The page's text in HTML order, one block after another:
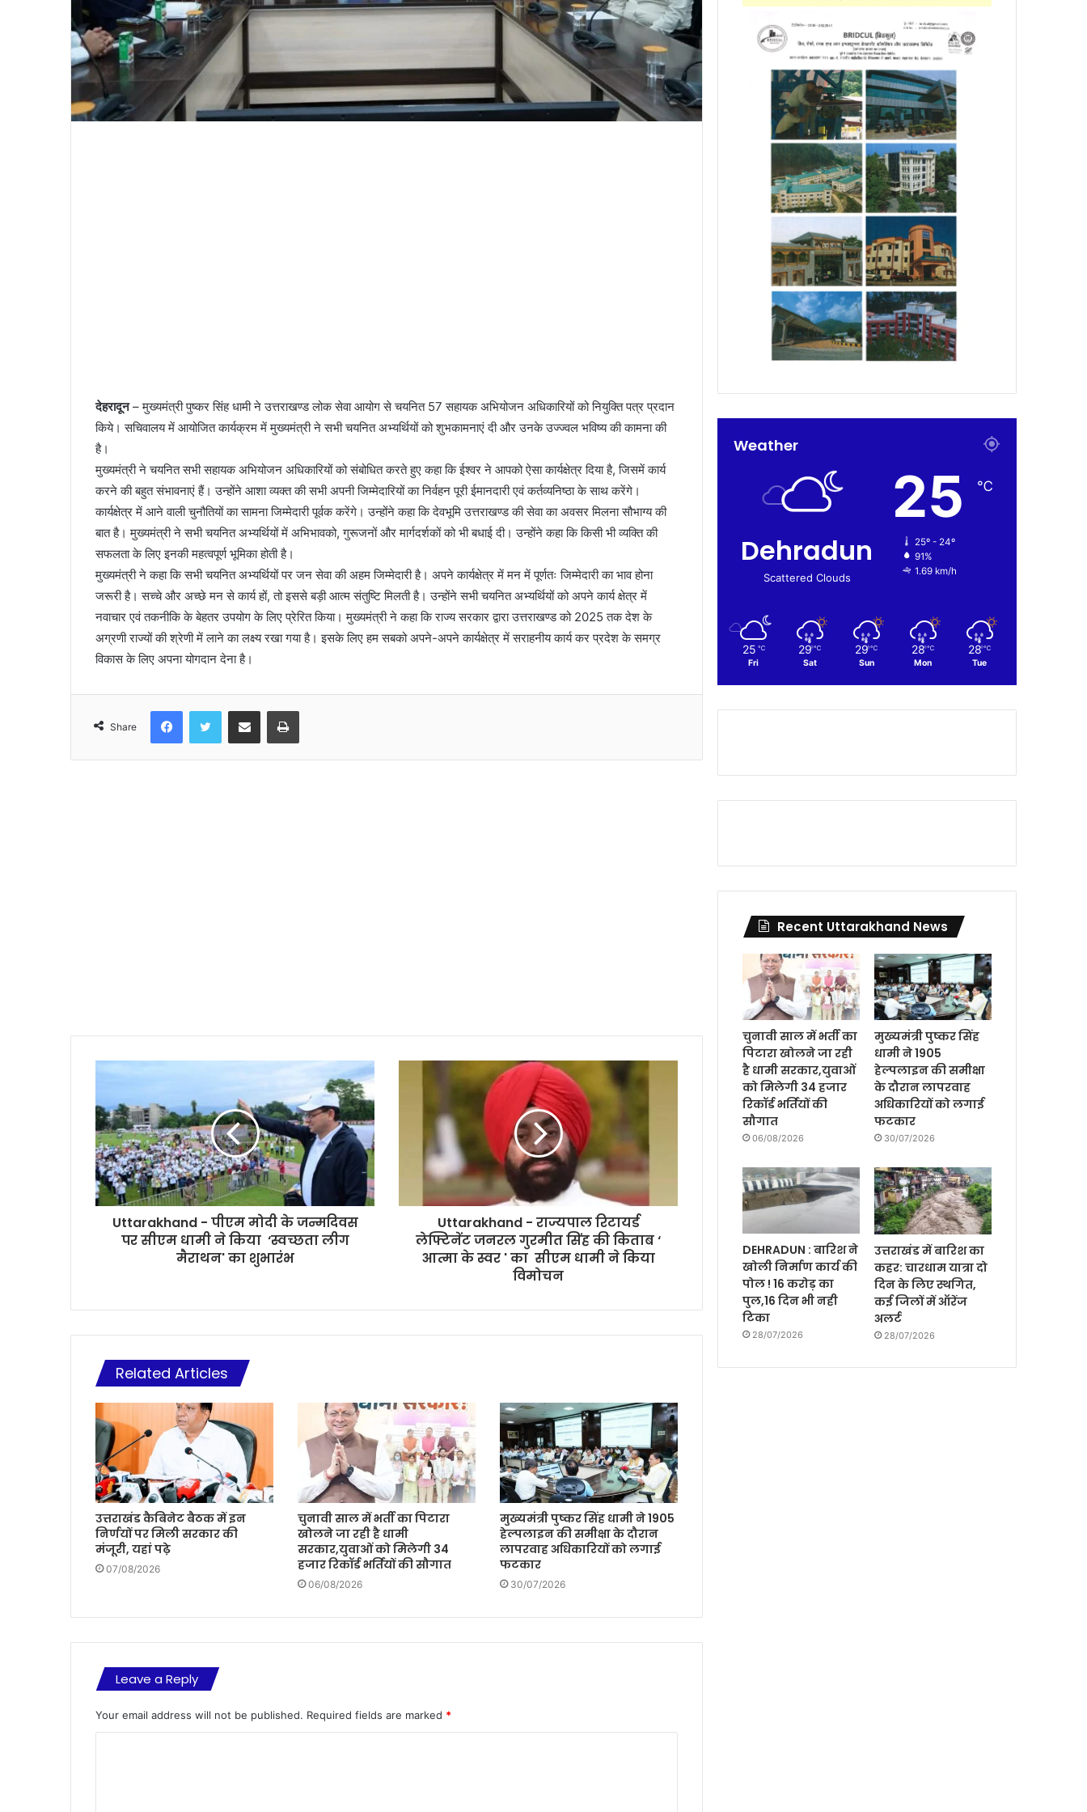
देहरादून– मुख्यमंत्री पुष्कर सिंह धामी ने उत्तराखण्ड लोक सेवा आयोग से चयनित 57 सहायक अभियोजन अधिकारियों को नियुक्ति पत्र प्रदान
किये। सचिवालय में आयोजित कार्यक्रम में मुख्यमंत्री ने सभी चयनित अभ्यर्थियों को शुभकामनाएं दी और उनके उज्ज्वल भविष्य की कामना की
है।
मुख्यमंत्री ने चयनित सभी सहायक अभियोजन अधिकारियों को संबोधित करते हुए कहा कि ईश्वर ने आपको ऐसा कार्यक्षेत्र दिया है, जिसमें कार्य
करने की बहुत संभावनाएं हैं। उन्होंने आशा व्यक्त की सभी अपनी जिम्मेदारियों का निर्वहन पूरी ईमानदारी एवं कर्तव्यनिष्ठा के साथ करेंगे।
कार्यक्षेत्र में आने वाली चुनौतियों का सामना जिम्मेदारी पूर्वक करेंगे। उन्होंने कहा कि देवभूमि उत्तराखण्ड की सेवा का अवसर मिलना सौभाग्य की
बात है। मुख्यमंत्री ने सभी चयनित अभ्यर्थियों में अभिभावको, गुरूजनों और मार्गदर्शकों को भी बधाई दी। उन्होंने कहा कि किसी भी व्यक्ति की
सफलता के लिए इनकी महत्वपूर्ण भूमिका होती है।
मुख्यमंत्री ने कहा कि सभी चयनित अभ्यर्थियों पर जन सेवा की अहम जिम्मेदारी है। अपने कार्यक्षेत्र में मन में पूर्णतः जिम्मेदारी का भाव होना
जरूरी है। सच्चे और अच्छे मन से कार्य हों, तो इससे बड़ी आत्म संतुष्टि मिलती है। उन्होंने सभी चयनित अभ्यर्थियों को अपने कार्य क्षेत्र में
नवाचार एवं तकनीकि के बेहतर उपयोग के लिए प्रेरित किया। मुख्यमंत्री ने कहा कि राज्य सरकार द्वारा उत्तराखण्ड को 2025 तक देश के
अग्रणी राज्यों की श्रेणी में लाने का लक्ष्य रखा गया है। इसके लिए हम सबको अपने-अपने कार्यक्षेत्र में सराहनीय कार्य कर प्रदेश के समग्र
विकास के लिए अपना योगदान देना है।
Share
Uttarakhand - पीएम मोदी के जन्मदिवस
पर सीएम धामी ने किया ‘स्वच्छता लीग
मैराथन' का शुभारंभ
Uttarakhand - राज्यपाल रिटायर्ड
लेफ्टिनेंट जनरल गुरमीत सिंह की किताब ‘
आत्मा के स्वर ' का सीएम धामी ने किया
विमोचन
Related Articles
उत्तराखंड कैबिनेट बैठक में इन
निर्णयों पर मिली सरकार की
मंजूरी, यहां पढ़े
07/08/2026
चुनावी साल में भर्ती का पिटारा
खोलने जा रही है धामी
सरकार,युवाओं को मिलेगी 34
हजार रिकॉर्ड भर्तियों की सौगात
06/08/2026
मुख्यमंत्री पुष्कर सिंह धामी ने 1905
हेल्पलाइन की समीक्षा के दौरान
लापरवाह अधिकारियों को लगाई
फटकार
30/07/2026
Leave a Reply
Your email address will not be published. Required fields are marked *
Weather
Dehradun
Scattered Clouds
25 ℃
25º - 24º
91%
1.69 km/h
25 ℃
Fri
29 ℃
Sat
29 ℃
Sun
28 ℃
Mon
28 ℃
Tue
Recent Uttarakhand News
चुनावी साल में भर्ती का
पिटारा खोलने जा रही
है धामी सरकार,युवाओं
को मिलेगी 34 हजार
रिकॉर्ड भर्तियों की
सौगात
06/08/2026
मुख्यमंत्री पुष्कर सिंह
धामी ने 1905
हेल्पलाइन की समीक्षा
के दौरान लापरवाह
अधिकारियों को लगाई
फटकार
30/07/2026
DEHRADUN : बारिश ने
खोली निर्माण कार्य की
पोल ! 16 करोड़ का
पुल,16 दिन भी नही
टिका
28/07/2026
उत्तराखंड में बारिश का
कहर: चारधाम यात्रा दो
दिन के लिए स्थगित,
कई जिलों में ऑरेंज
अलर्ट
28/07/2026